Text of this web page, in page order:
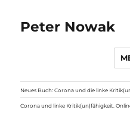
Peter Nowak
Neues Buch: Corona und die linke
Corona und linke Kritik(un)fähigkeit.